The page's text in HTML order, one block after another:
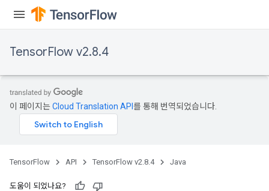
TensorFlow v2.8.4
이 페이지는Cloud Translation API 를 통해 번역되었습니다.
TensorFlow API TensorFlow v2.8.4 Java
도움이 되었나요?